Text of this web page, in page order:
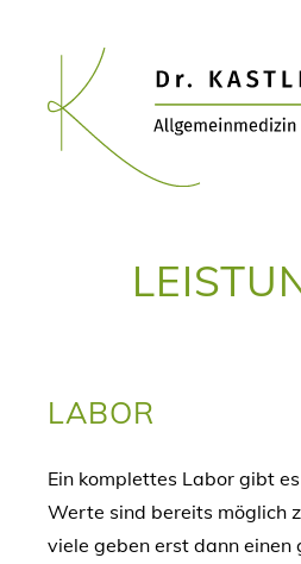
LABOR
Ein komplettes Labor gibt
Werte sind bereits möglich
viele geben erst dann einen